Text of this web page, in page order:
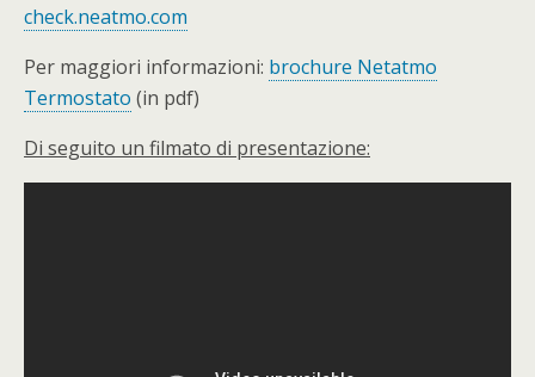
check.neatmo.com
Per maggiori informazioni: brochure Netatmo
Termostato (in pdf)
Di seguito un filmato di presentazione: